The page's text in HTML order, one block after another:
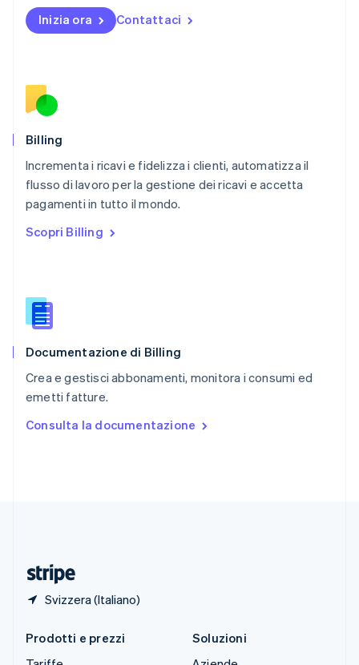
Inizia ora Contattaci
Billing
Incrementa i ricavi e fidelizza i clienti, automatizza il
flusso di lavoro per la gestione dei ricavi e accetta
pagamenti in tutto il mondo.
Scopri Billing
Documentazione di Billing
Crea e gestisci abbonamenti, monitora i consumi ed
emetti fatture.
Consulta la documentazione
Svizzera (Italiano)
English
Nuova Zelanda
English
Portogallo
Português
English简体中文
Regno Unito
English
English
English
Slovacchia
Slovenia
Spagna
EspañolEnglish
English Español简体中文
Prodotti e prezzi
Soluzioni